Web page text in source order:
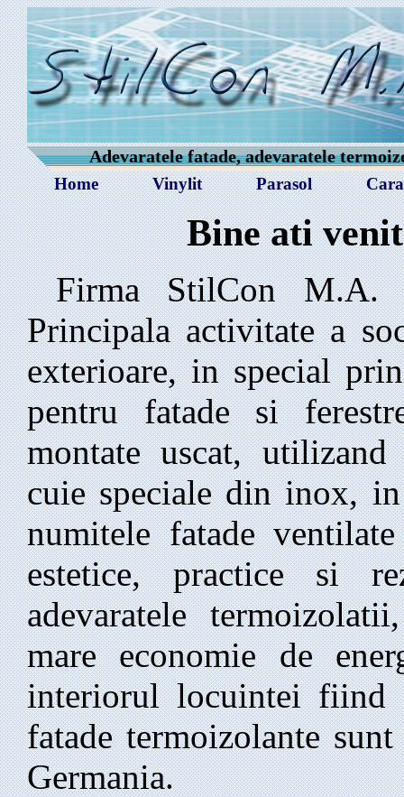
Adevaratele fatade, adevaratele
Home Vinylit Parasol
Bine ati
Firma StilCon
Principala activitate a
exterioare, in special
pentru fatade si
montate uscat,
cuie speciale din inox,
numitele fatade
estetice, practice si
adevaratele
mare economie de
interiorul locuintei fiind
fatade termoizolante
Germania.